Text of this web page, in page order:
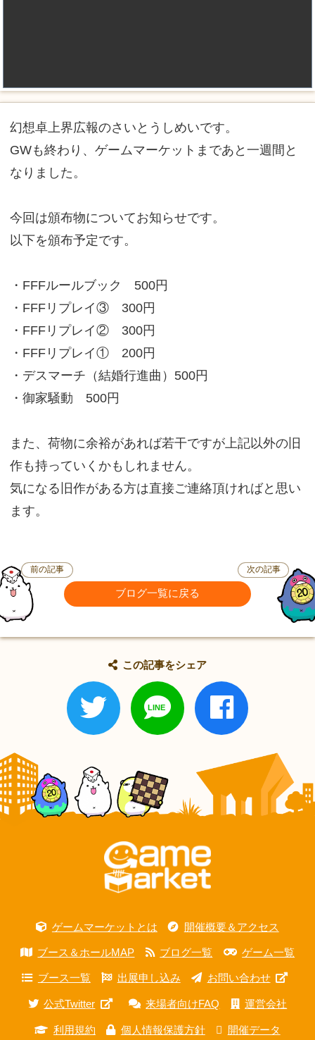
幻想卓上界広報のさいとうしめいです。
GWも終わり、ゲームマーケットまであと一週間と
なりました。
今回は頒布物についてお知らせです。
以下を頒布予定です。
・FFFルールブック 500円
・FFFリプレイ③ 300円
・FFFリプレイ② 300円
・FFFリプレイ① 200円
・デスマーチ（結婚行進曲）500円
・御家騒動 500円
また、荷物に余裕があれば若干ですが上記以外の旧
作も持っていくかもしれません。
気になる旧作がある方は直接ご連絡頂ければと思い
ます。
前の記事
ブログ一覧に戻る
次の記事
この記事をシェア
ゲームマーケットとは 開催概要＆アクセス
ブース＆ホールMAP ブログ一覧 ゲーム一覧
ブース一覧 出展申し込み お問い合わせ
公式Twitter 来場者向けFAQ 運営会社
利用規約 個人情報保護方針 開催データ